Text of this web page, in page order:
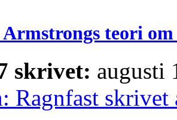
Armstrongs teori
skrivet: augusti
Ragnfast